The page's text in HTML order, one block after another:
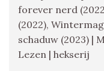
forever nerd
(2022),
schaduw (2023) |
Lezen | hekserij